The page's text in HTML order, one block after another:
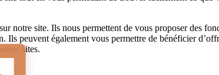
notre site. Ils nous permettent de vous proposer des
peuvent également vous permettre de bénéficier
sites.